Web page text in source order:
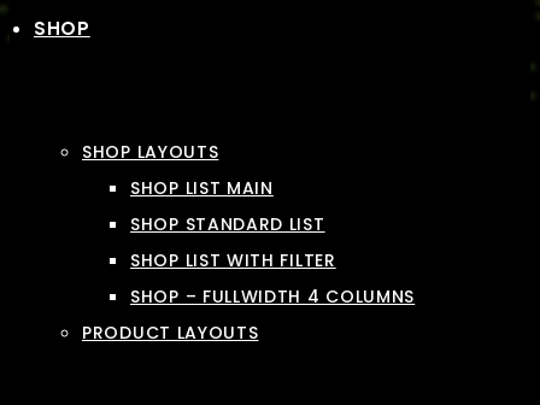
SHOP
SHOP LAYOUTS
SHOP LIST MAIN
SHOP STANDARD LIST
SHOP LIST WITH FILTER
SHOP – FULLWIDTH 4 COLUMNS
PRODUCT LAYOUTS